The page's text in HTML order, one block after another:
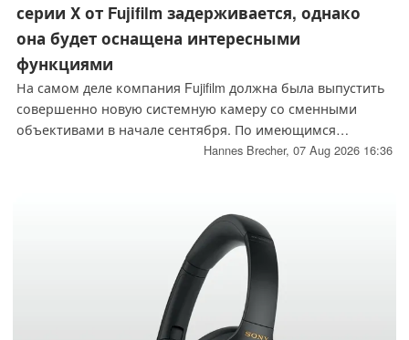
серии X от Fujifilm задерживается, однако
она будет оснащена интересными
функциями
На самом деле компания Fujifilm должна была выпустить
совершенно новую системную камеру со сменными
объективами в начале сентября. По имеющимся
данным, запуск долгожданной модели Fujifilm X-T6
Hannes Brecher, 07 Aug 2026 16:36